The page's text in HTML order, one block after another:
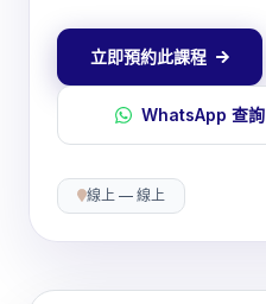
立即預約此課程
WhatsApp 查詢
線上 — 線上